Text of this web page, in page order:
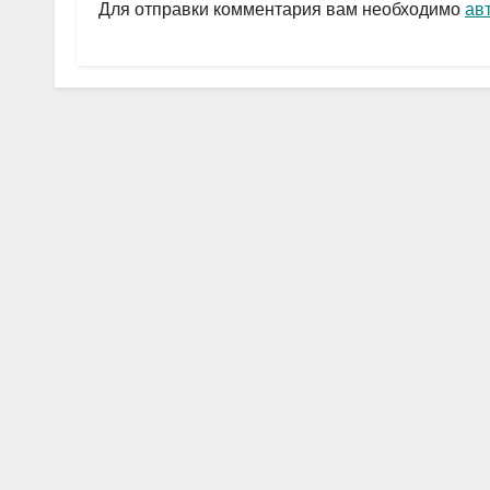
p
ть
Для отправки комментария вам необходимо